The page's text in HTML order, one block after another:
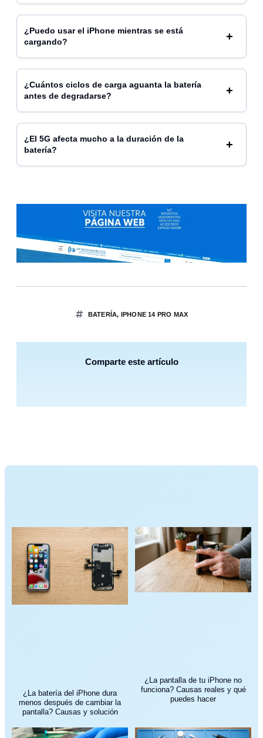
¿Puedo usar el iPhone mientras se está
cargando?
¿Cuántos ciclos de carga aguanta la batería
antes de degradarse?
¿El 5G afecta mucho a la duración de la
batería?
BATERÍA, IPHONE 14 PRO MAX
Comparte este artículo
¿La batería del iPhone dura
menos después de cambiar la
pantalla? Causas y solución
¿La pantalla de tu iPhone no
funciona? Causas reales y qué
puedes hacer